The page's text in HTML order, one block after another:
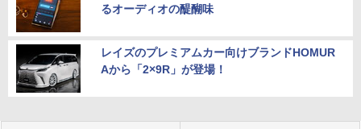
るオーディオの醍醐味
レイズのプレミアムカー向けブランドHOMUR
Aから「2×9R」が登場！